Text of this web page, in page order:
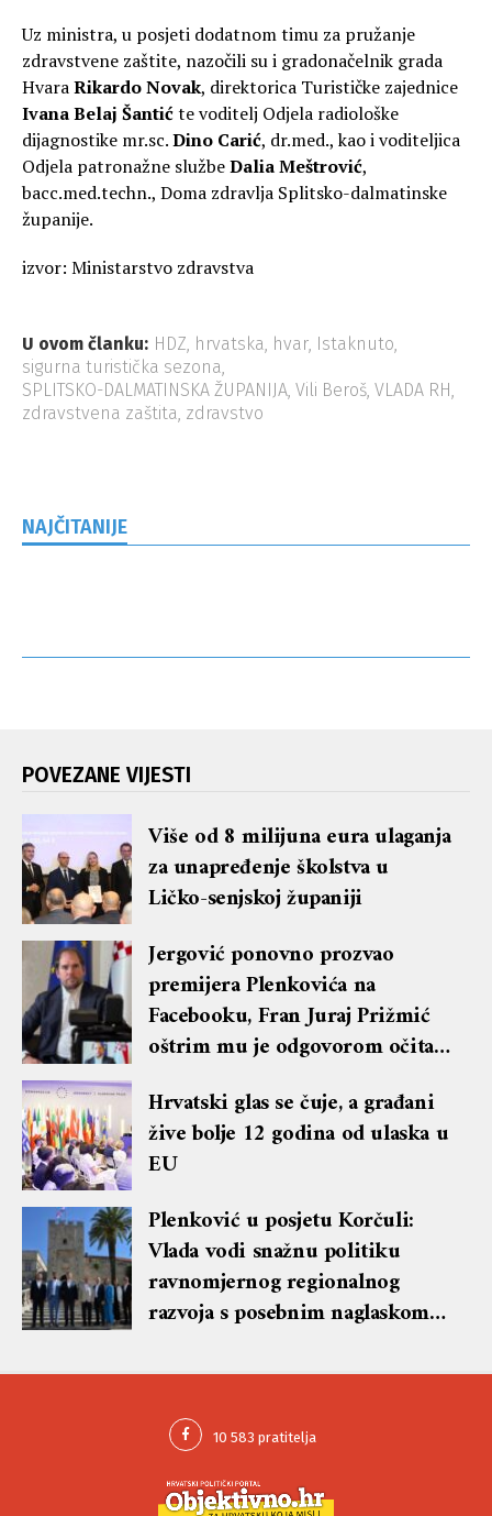
Uz ministra, u posjeti dodatnom timu za pružanje
zdravstvene zaštite, nazočili su i gradonačelnik grada
HvaraRikardo Novak, direktorica Turističke zajednice
Ivana Belaj Šantićte voditelj Odjela radiološke
dijagnostike mr.sc.Dino Carić, dr.med., kao i voditeljica
Odjela patronažne službeDalia Meštrović,
bacc.med.techn., Doma zdravlja Splitsko-dalmatinske
županije.
izvor: Ministarstvo zdravstva
U ovom članku: HDZ, hrvatska, hvar, Istaknuto,
sigurna turistička sezona,
SPLITSKO-DALMATINSKA ŽUPANIJA, Vili Beroš, VLADA RH,
zdravstvena zaštita, zdravstvo
NAJČITANIJE
POVEZANE VIJESTI
Više od 8 milijuna eura ulaganja
za unapređenje školstva u
Ličko-senjskoj županiji
Jergović ponovno prozvao
premijera Plenkovića na
Facebooku, Fran Juraj Prižmić
oštrim mu je odgovorom očitao
komentara
Hrvatski glas se čuje, a građani
žive bolje 12 godina od ulaska u
EU
Plenković u posjetu Korčuli:
Vlada vodi snažnu politiku
ravnomjernog regionalnog
razvoja s posebnim naglaskom